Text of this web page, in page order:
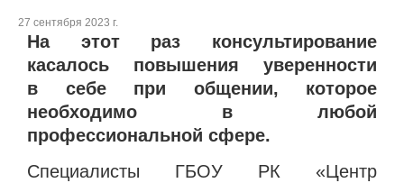
27 сентября 2023 г.
На этот раз консультирование
касалось повышения уверенности
в себе при общении, которое
необходимо в любой
профессиональной сфере.
Специалисты ГБОУ РК «Центр